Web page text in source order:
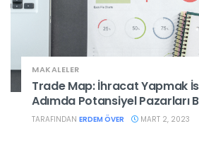
MAKALELER
Trade Map: İhracat Yapmak
Adımda Potansiyel Pazarları
TARAFINDAN ERDEM ÖVER MART 2, 2023